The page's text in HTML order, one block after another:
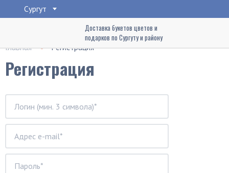
Сургут
Доставка букетов цветов и
подарков по Сургуту и району
Главная
Регистрация
Регистрация